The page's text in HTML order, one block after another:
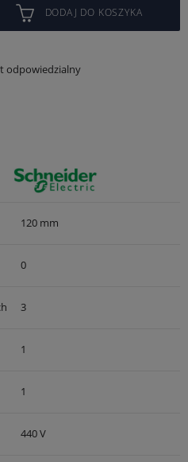
DODAJ DO KOSZYKA
odpowiedzialny
120 mm
0
3
1
1
440 V